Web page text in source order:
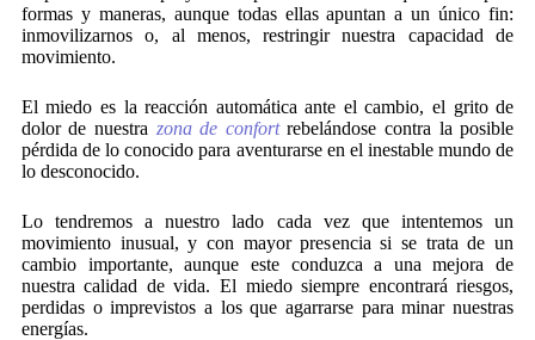
formas y maneras, aunque todas ellas apuntan a un único fin:
inmovilizarnos o, al menos, restringir nuestra capacidad de
movimiento.
El miedo es la reacción automática ante el cambio, el grito de
dolor de nuestra zona de confortrebelándose contra la posible
pérdida de lo conocido para aventurarse en el inestable mundo de
lo desconocido.
Lo tendremos a nuestro lado cada vez que intentemos un
movimiento inusual, y con mayor presencia si se trata de un
cambio importante, aunque este conduzca a una mejora de
nuestra calidad de vida. El miedo siempre encontrará riesgos,
perdidas o imprevistos a los que agarrarse para minar nuestras
energías.